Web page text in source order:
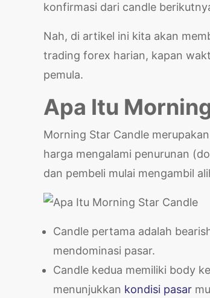
konfirmasi dari candle
Nah, di artikel ini kita akan
trading forex harian, kapan
pemula.
Apa Itu
Morning Star Candle
harga mengalami penurunan
dan pembeli mulai mengambil
Candle pertama adalah
mendominasi pasar.
Candle kedua memiliki body
menunjukkan kondisi pasar